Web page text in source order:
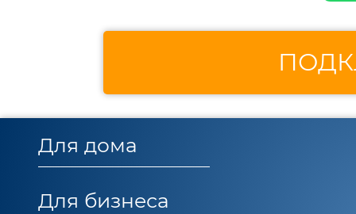
Для дома
Для бизнеса